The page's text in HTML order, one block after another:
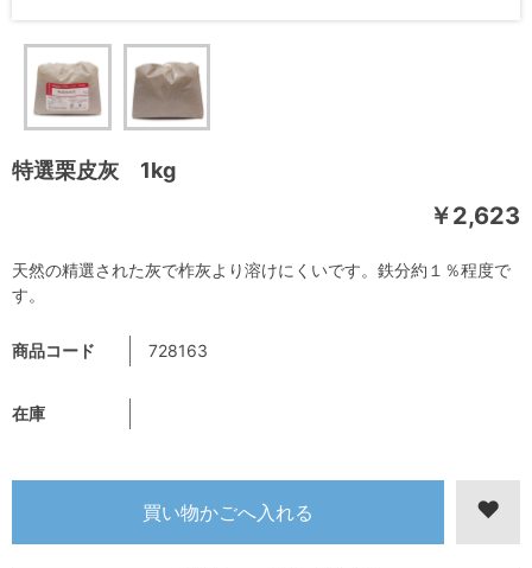
特選栗皮灰 1kg
￥2,623
商品コード 728163
在庫
天然の精選された灰で柞灰より溶けにくいです。鉄分約１％程度で
す。